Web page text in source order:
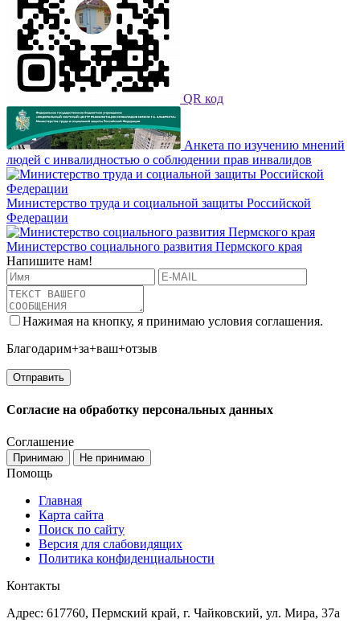
QR код
Анкета по изучению мнений
людей с инвалидностью о соблюдении прав инвалидов
Министерство труда и социальной защиты Российской
Федерации
Министерство социального развития Пермского края
Напишите нам!
Нажимая на кнопку, я принимаю условия соглашения.
Благодарим+за+ваш+отзыв
Согласие на обработку персональных данных
Соглашение
Принимаю Не принимаю
Помощь
Главная
Карта сайта
Поиск по сайту
Версия для слабовидящих
Политика конфиденциальности
Контакты
Адрес: 617760, Пермский край, г. Чайковский, ул. Мира, 37а